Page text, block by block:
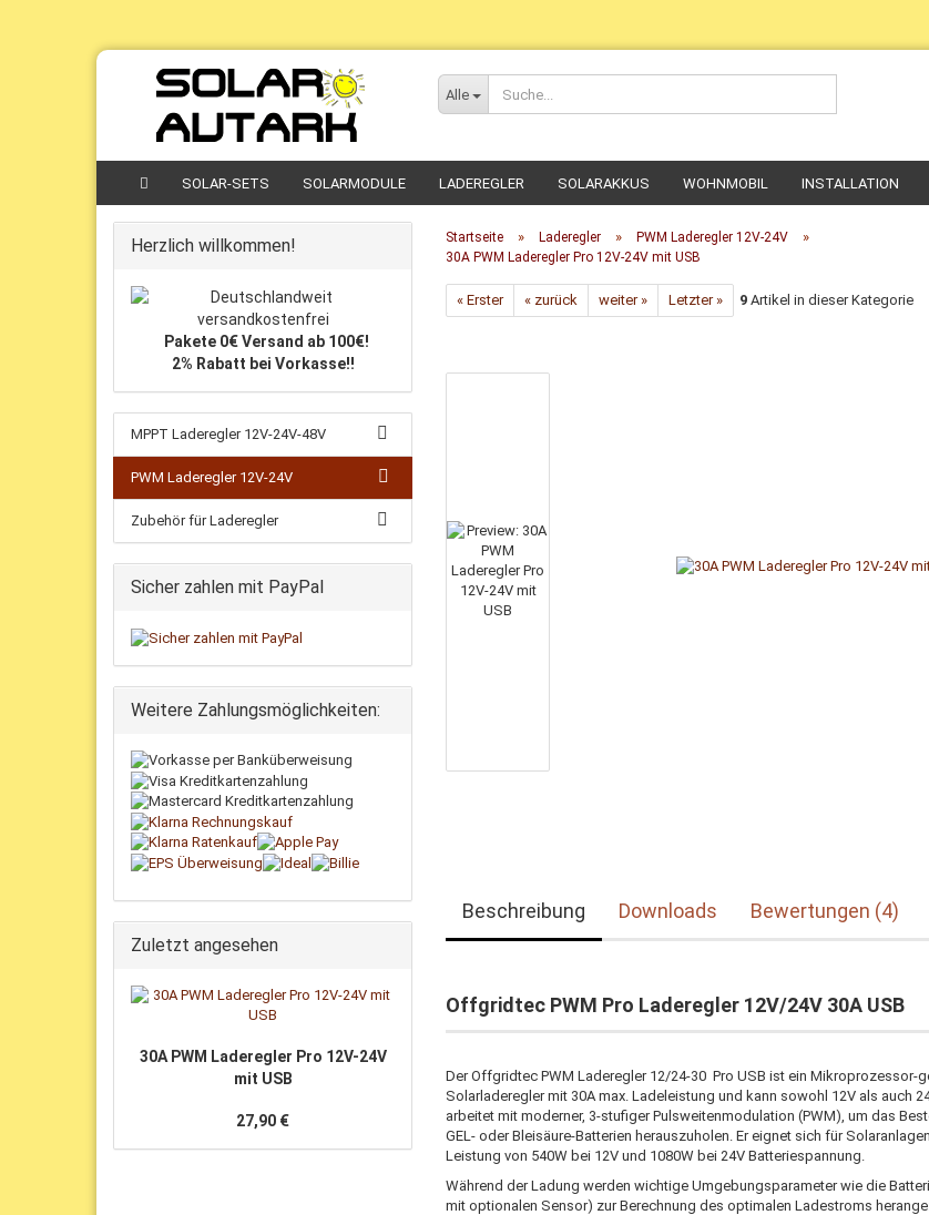
Alle
SOLAR-SETS SOLARMODULE LADEREGLER SOLARAKKUS WOHNMOBIL INSTALLATION
Startseite » Laderegler » PWM Laderegler 12V-24V »
30A PWM Laderegler Pro 12V-24V mit USB
« Erster « zurück weiter » Letzter » 9 Artikel in dieser Kategorie
Beschreibung Downloads Bewertungen (4)
Offgridtec PWM Pro Laderegler 12V/24V 30A USB
Der Offgridtec PWM Laderegler 12/24-30 Pro USB ist ein Mikroprozessor-
Solarladeregler mit 30A max. Ladeleistung und kann sowohl 12V als auch
arbeitet mit moderner, 3-stufiger Pulsweitenmodulation (PWM), um das
GEL- oder Bleisäure-Batterien herauszuholen. Er eignet sich für
Leistung von 540W bei 12V und 1080W bei 24V Batteriespannung.
Während der Ladung werden wichtige Umgebungsparameter wie die
mit optionalen Sensor) zur Berechnung des optimalen Ladestroms
Herzlich willkommen!
Pakete 0€ Versand ab 100€!
2% Rabatt bei Vorkasse!!
MPPT Laderegler 12V-24V-48V
PWM Laderegler 12V-24V
Zubehör für Laderegler
Sicher zahlen mit PayPal
Weitere Zahlungsmöglichkeiten:
Zuletzt angesehen
30A PWM La­de­reg­ler Pro 12V-​24V
mit USB
27,90 €